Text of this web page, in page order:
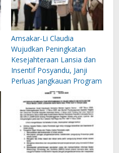
Amsakar-Li Claudia
Wujudkan Peningkatan
Kesejahteraan Lansia dan
Insentif Posyandu, Janji
Perluas Jangkauan Program